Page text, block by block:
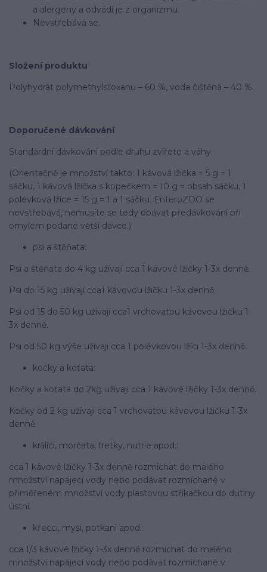
a alergeny a odvádí je z organizmu.
Nevstřebává se.
Složení produktu
Polyhydrát polymethylsiloxanu – 60 %, voda čištěná – 40 %.
Doporučené dávkování
Standardní dávkování podle druhu zvířete a váhy.
(Orientačně je množství takto: 1 kávová lžička = 5 g = 1
sáčku, 1 kávová lžička s kopečkem = 10 g = obsah sáčku, 1
polévková lžíce = 15 g = 1 a 1 sáčku. EnteroZOO se
nevstřebává, nemusíte se tedy obávat předávkování při
omylem podané větší dávce.)
psi a štěňata:
Psi a štěňata do 4 kg užívají cca 1 kávové lžičky 1-3x denně.
Psi do 15 kg užívají cca1 kávovou lžičku 1-3x denně.
Psi od 15 do 50 kg užívají cca1 vrchovatou kávovou lžičku 1-
3x denně.
Psi od 50 kg výše užívají cca 1 polévkovou lžíci 1-3x denně.
kočky a koťata:
Kočky a koťata do 2kg užívají cca 1 kávové lžičky 1-3x denně.
Kočky od 2 kg užívají cca 1 vrchovatou kávovou lžičku 1-3x
denně.
králíci, morčata, fretky, nutrie apod.:
cca 1 kávové lžičky 1-3x denně rozmíchat do malého
množství napájecí vody nebo podávat rozmíchané v
přiměřeném množství vody plastovou stříkačkou do dutiny
ústní.
křečci, myši, potkani apod.:
cca 1/3 kávové lžičky 1-3x denně rozmíchat do malého
množství napájecí vody nebo podávat rozmíchané v